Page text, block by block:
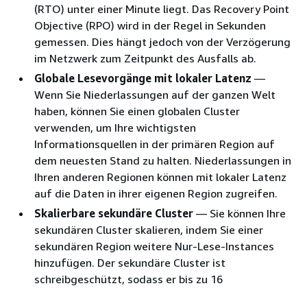
(RTO) unter einer Minute liegt. Das Recovery Point
Objective (RPO) wird in der Regel in Sekunden
gemessen. Dies hängt jedoch von der Verzögerung
im Netzwerk zum Zeitpunkt des Ausfalls ab.
Globale Lesevorgänge mit lokaler Latenz —
Wenn Sie Niederlassungen auf der ganzen Welt
haben, können Sie einen globalen Cluster
verwenden, um Ihre wichtigsten
Informationsquellen in der primären Region auf
dem neuesten Stand zu halten. Niederlassungen in
Ihren anderen Regionen können mit lokaler Latenz
auf die Daten in ihrer eigenen Region zugreifen.
Skalierbare sekundäre Cluster — Sie können Ihre
sekundären Cluster skalieren, indem Sie einer
sekundären Region weitere Nur-Lese-Instances
hinzufügen. Der sekundäre Cluster ist
schreibgeschützt, sodass er bis zu 16